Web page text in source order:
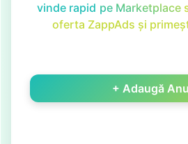
vinde rapid pe Marketplace
oferta ZappAds și
+ Adaugă